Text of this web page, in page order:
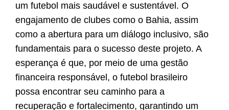
um futebol mais saudável e sustentável. O
engajamento de clubes como o Bahia, assim
como a abertura para um diálogo inclusivo, são
fundamentais para o sucesso deste projeto. A
esperança é que, por meio de uma gestão
financeira responsável, o futebol brasileiro
possa encontrar seu caminho para a
recuperação e fortalecimento, garantindo um